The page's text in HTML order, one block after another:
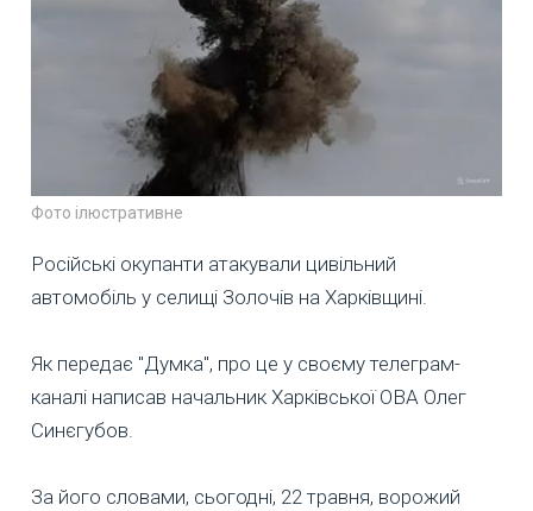
Фото ілюстративне
Російські окупанти атакували цивільний
автомобіль у селищі Золочів на Харківщині.
Як передає "Думка", про це у своєму телеграм-
каналі написав начальник Харківської ОВА Олег
Синєгубов.
За його словами, сьогодні, 22 травня, ворожий